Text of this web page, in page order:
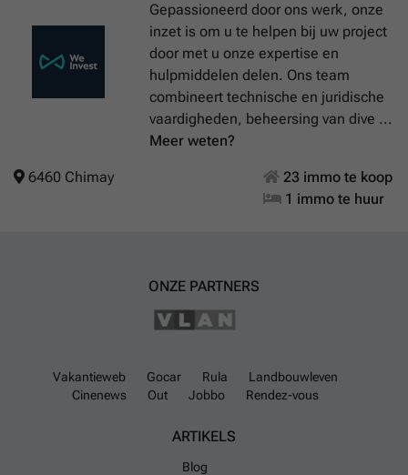
Gepassioneerd door ons werk, onze
inzet is om u te helpen bij uw project
door met u onze expertise en
hulpmiddelen delen. Ons team
combineert technische en juridische
vaardigheden, beheersing van dive ...
Meer weten?
6460 Chimay
23 immo te koop
1 immo te huur
ONZE PARTNERS
Vakantieweb Gocar Rula
Landbouwleven
Cinenews
Out Jobbo Rendez-vous
ARTIKELS
Blog